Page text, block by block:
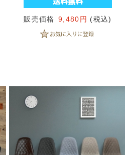
販売価格 9,480円 (税込)